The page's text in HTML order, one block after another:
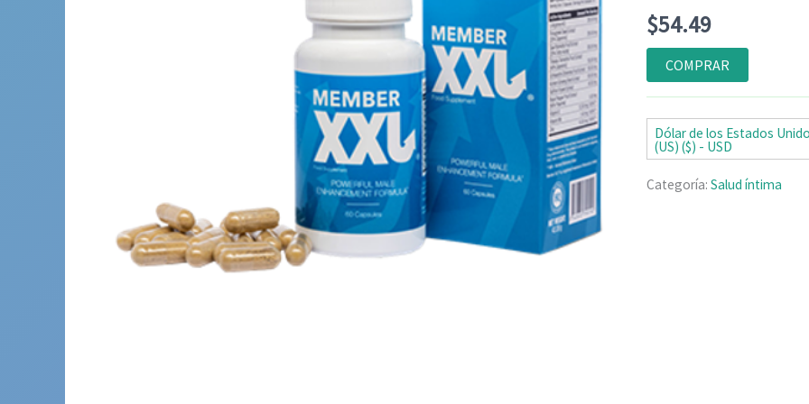
con4.75de
5 en base
a
valoraciones
de clientes
$54.49
COMPRAR
Dólar de los Estados
(US) ($) - USD
Categoría: Salud íntima